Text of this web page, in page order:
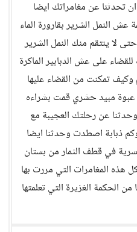
تحدثنا عن مغامراتك ايضا
النمل الشرير بقارورة الماء
لا ينتقم منك النمل الشرير
على عش الدبابير الماكرة
تمكنت من القضاء عليها
عبوة مبيد حشري قمت بشراءه
عن رحلتك العجيبة مع
ذبابة اصطدت وحدثنا ايضا
في قطف الثمار من بستان
المغامرات التي مررت بها
الحكمة الغزيرة التي تعلمتها